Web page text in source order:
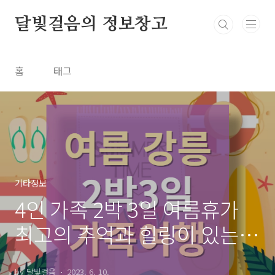
달빛걸음의 정보창고
홈 태그
기타정보
4인 가족 2박 3일 여름휴가
최고의 추억과 힐링이 있는
강릉 스케줄 _ 강릉여행 종결
by 달빛걸음 2023. 6. 10.